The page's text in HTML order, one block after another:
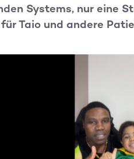
Systems, nur eine
Taio und andere